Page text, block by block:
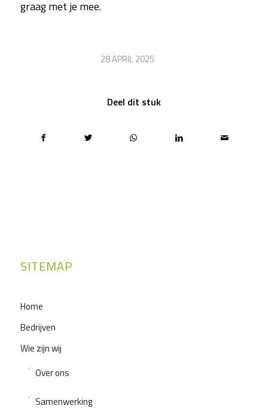
graag met je mee.
28 APRIL 2025
/
Deel dit stuk
SITEMAP
Home
Bedrijven
Wie zijn wij
Over ons
Samenwerking